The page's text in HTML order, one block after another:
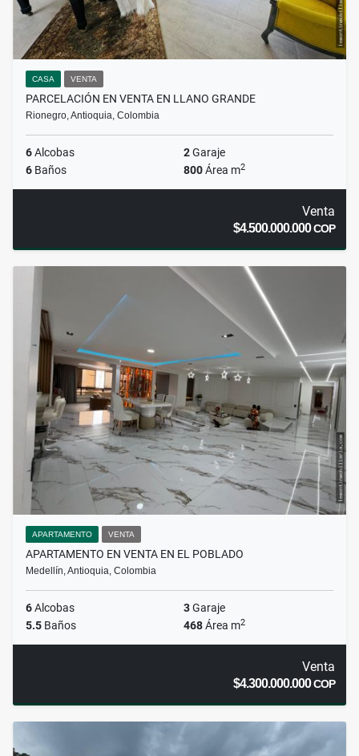
CASA VENTA
PARCELACIÓN EN VENTA EN LLANO GRANDE
Rionegro, Antioquia, Colombia
6Alcobas 2Garaje
6 Baños 800Área m2
Venta
$4.500.000.000COP
APARTAMENTO VENTA
APARTAMENTO EN VENTA EN EL POBLADO
Medellín, Antioquia, Colombia
6Alcobas 3Garaje
5.5 Baños 468Área m2
Venta
$4.300.000.000COP